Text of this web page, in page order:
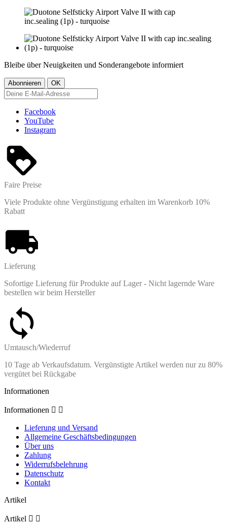
Bleibe über Neuigkeiten und Sonderangebote informiert
Facebook
YouTube
Instagram
Faire Preise
Viele Produkte ohne Vergünstigung erhalten im Warenkorb 10%
Rabatt
Lieferung
Sofortige Lieferung für Produkte auf Lager - Nicht lagernde Ware
bestellen wir beim Hersteller
Umtausch/Wiederruf
10 Tage ab Verkaufsdatum. Vergünstigte Artikel werden nur zu 80%
vergütet bei Rückgabe
Informationen
Informationen  
Lieferung und Versand
Allgemeine Geschäftsbedingungen
Über uns
Zahlung
Widerrufsbelehrung
Datenschutz
Kontakt
Artikel
Artikel  